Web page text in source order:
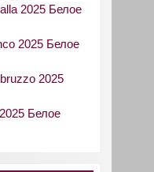
2025 Белое
2025 Белое
2025
Белое